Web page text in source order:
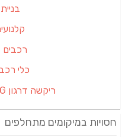
רכבים
כלי
ריקשה דרגון DAYANG במבצע
חסויות במיקומים מתחלפים